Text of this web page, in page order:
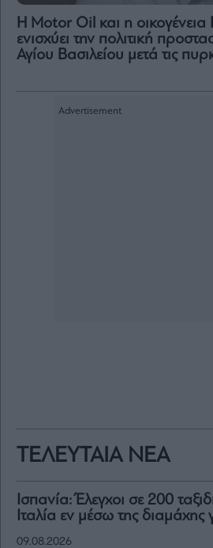
ΤΕΛΕΥΤΑΙΑ ΝΕΑ
Ισπανία: Έλεγχοι σε 200
Ιταλία εν μέσω της διαμάχης
09.08.2026
Η Motor Oil και η οικογένεια
ενισχύει την πολιτική
Αγίου Βασιλείου μετά τις